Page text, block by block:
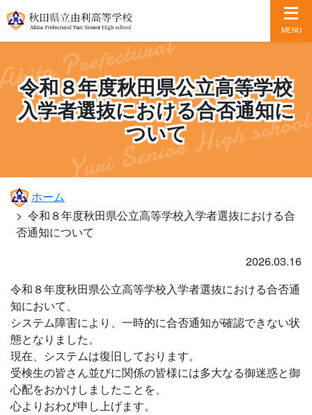
MENU
令和８年度秋田県公立高等学校
入学者選抜における合否通知に
ついて
ホーム
令和８年度秋田県公立高等学校入学者選抜における合
否通知について
2026.03.16
令和８年度秋田県公立高等学校入学者選抜における合否通
知において、
システム障害により、一時的に合否通知が確認できない状
態となりました。
現在、システムは復旧しております。
受検生の皆さん並びに関係の皆様には多大なる御迷惑と御
心配をおかけしましたことを、
心よりおわび申し上げます。